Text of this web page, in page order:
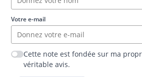
Votre e-mail
Cette note est fondée sur ma
véritable avis.